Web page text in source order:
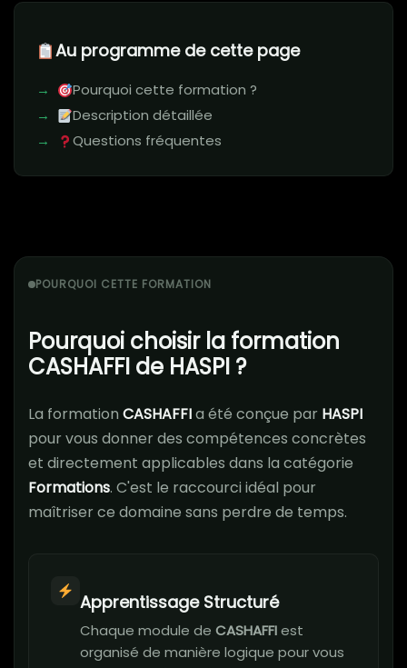
Au programme de cette page
Pourquoi cette formation ?
Description détaillée
Questions fréquentes
POURQUOI CETTE FORMATION
Pourquoi choisir la formation
CASHAFFI de HASPI ?
La formation CASHAFFIa été conçue par HASPI
pour vous donner des compétences concrètes
et directement applicables dans la catégorie
Formations. C'est le raccourci idéal pour
maîtriser ce domaine sans perdre de temps.
Apprentissage Structuré
Chaque module de CASHAFFIest
organisé de manière logique pour vous